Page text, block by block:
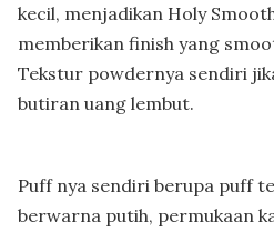
kecil, menjadikan Holy
memberikan finish yang
Tekstur powdernya sendiri
butiran uang lembut.
Puff nya sendiri berupa puff
berwarna putih, permukaan